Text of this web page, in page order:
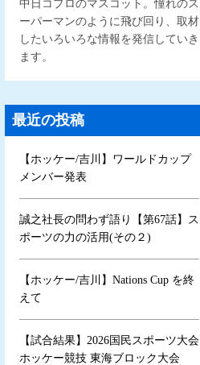
中日コプロのマスコット。憧れのス
ーパーマンのように飛び回り、取材
したいろいろな情報を発信していき
ます。
最近の投稿
【ホッケー/吉川】ワールドカップ
メンバー発表
誠之社長の問わず語り【第67話】ス
ポーツの力の活用(その２)
【ホッケー/吉川】Nations Cup を終
えて
【試合結果】2026国民スポーツ大会
ホッケー競技 東海ブロック大会